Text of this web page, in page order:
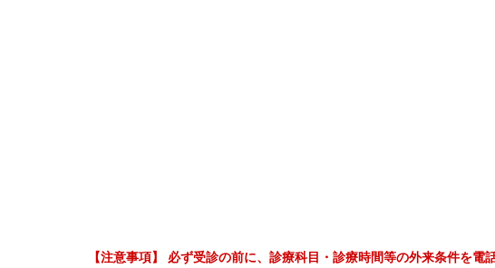
【注意事項】 必ず受診の前に、診療科目・診療時間等の外来条件を